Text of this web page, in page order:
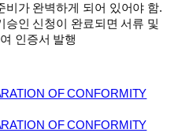
비가 완벽하게 되어 있어야 함.
승인 신청이 완료되면 서류 및
인증서 발행
OF CONFORMITY
OF CONFORMITY